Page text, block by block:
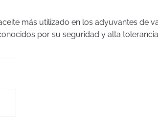
más utilizado en los adyuvantes de
por su seguridad y alta